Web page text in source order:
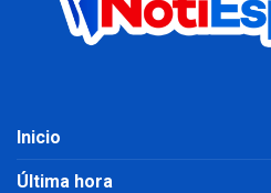
Inicio
Última hora